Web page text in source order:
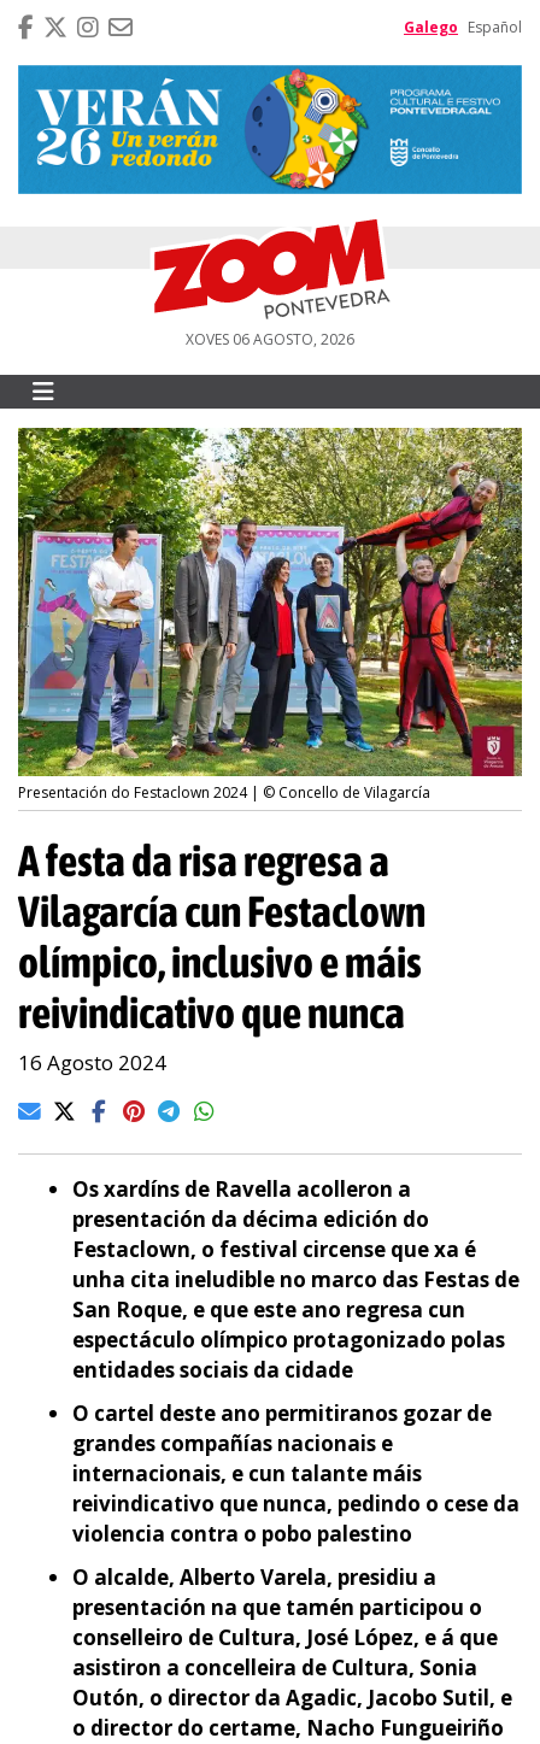
Galego Español
XOVES 06 AGOSTO, 2026
Presentación do Festaclown 2024 | © Concello de Vilagarcía
A festa da risa regresa a
Vilagarcía cun Festaclown
olímpico, inclusivo e máis
reivindicativo que nunca
16 Agosto 2024
Os xardíns de Ravella acolleron a
presentación da décima edición do
Festaclown, o festival circense que xa é
unha cita ineludible no marco das Festas de
San Roque, e que este ano regresa cun
espectáculo olímpico protagonizado polas
entidades sociais da cidade
O cartel deste ano permitiranos gozar de
grandes compañías nacionais e
internacionais, e cun talante máis
reivindicativo que nunca, pedindo o cese da
violencia contra o pobo palestino
O alcalde, Alberto Varela, presidiu a
presentación na que tamén participou o
conselleiro de Cultura, José López, e á que
asistiron a concelleira de Cultura, Sonia
Outón, o director da Agadic, Jacobo Sutil, e
o director do certame, Nacho Fungueiriño